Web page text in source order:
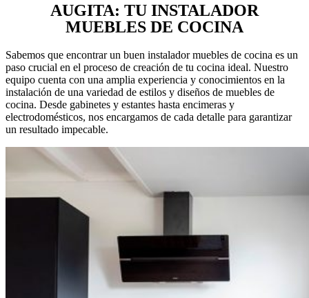
AUGITA: TU INSTALADOR
MUEBLES DE COCINA
Sabemos que encontrar un buen instalador muebles de cocina es un
paso crucial en el proceso de creación de tu cocina ideal. Nuestro
equipo cuenta con una amplia experiencia y conocimientos en la
instalación de una variedad de estilos y diseños de muebles de
cocina. Desde gabinetes y estantes hasta encimeras y
electrodomésticos, nos encargamos de cada detalle para garantizar
un resultado impecable.